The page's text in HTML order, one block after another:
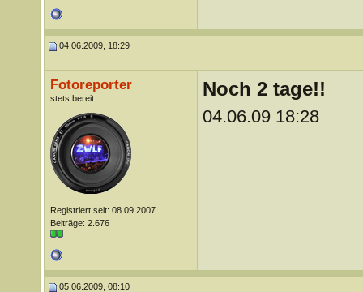
04.06.2009, 18:29
Fotoreporter
stets bereit
Registriert seit: 08.09.2007
Beiträge: 2.676
Noch 2 tage!!
04.06.09 18:28
05.06.2009, 08:10